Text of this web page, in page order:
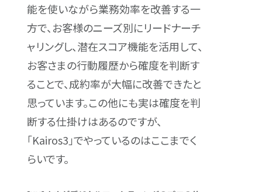
能を使いながら業務効率を改善する一
方で、お客様のニーズ別にリードナーチ
ャリングし、潜在スコア機能を活用して、
お客さまの行動履歴から確度を判断す
ることで、成約率が大幅に改善できたと
思っています。この他にも実は確度を判
断する仕掛けはあるのですが、
「Kairos3」でやっているのはここまでく
らいです。